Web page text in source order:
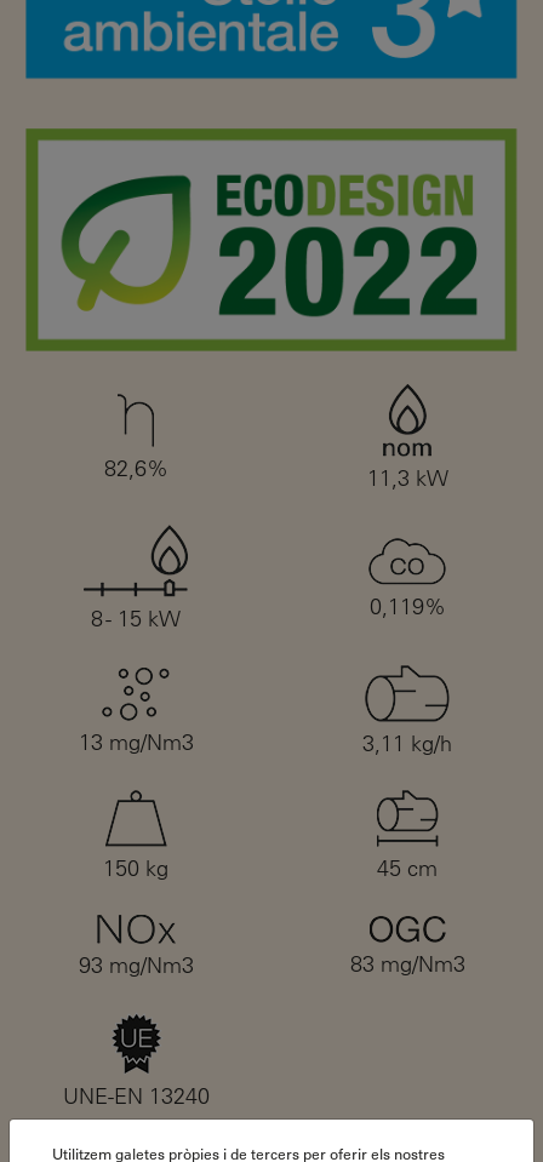
82,6% 11,3 kW
8 - 15 kW 0,119%
13 mg/Nm3 3,11 kg/h
150 kg 45 cm
93 mg/Nm3 83 mg/Nm3
UNE-EN 13240
Utilitzem galetes pròpies i de tercers per oferir els nostres